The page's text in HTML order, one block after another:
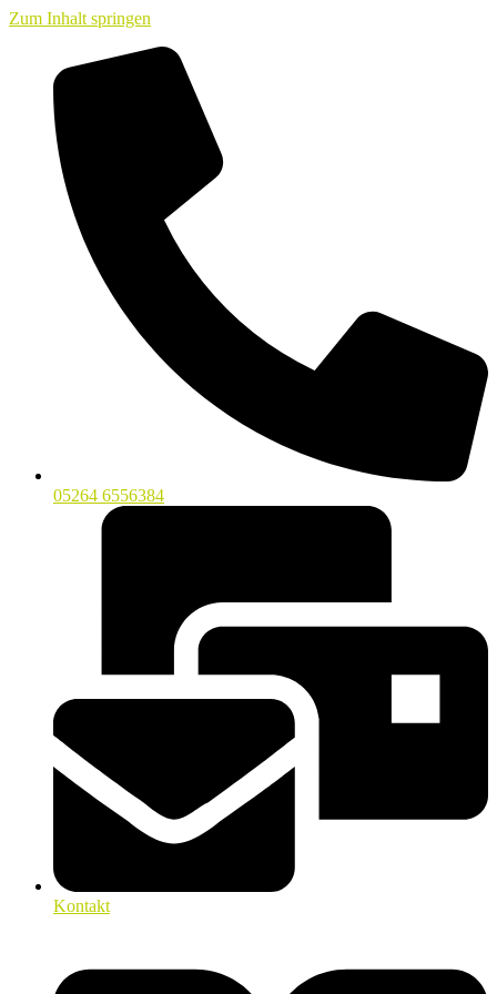
Zum Inhalt springen
05264 6556384
Kontakt